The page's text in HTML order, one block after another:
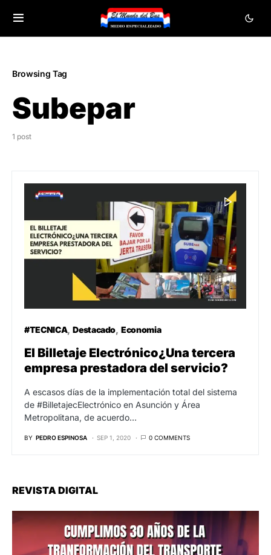
Browsing Tag
Subepar
1 post
#TECNICA Destacado Economia
El Billetaje Electrónico¿Una tercera
empresa prestadora del servicio?
A escasos días de la implementación total del sistema
de #BilletajecElectrónico en Asunción y Área
Metropolitana, de acuerdo…
BY PEDRO ESPINOSA SEP 1, 2020 0 COMMENTS
REVISTA DIGITAL